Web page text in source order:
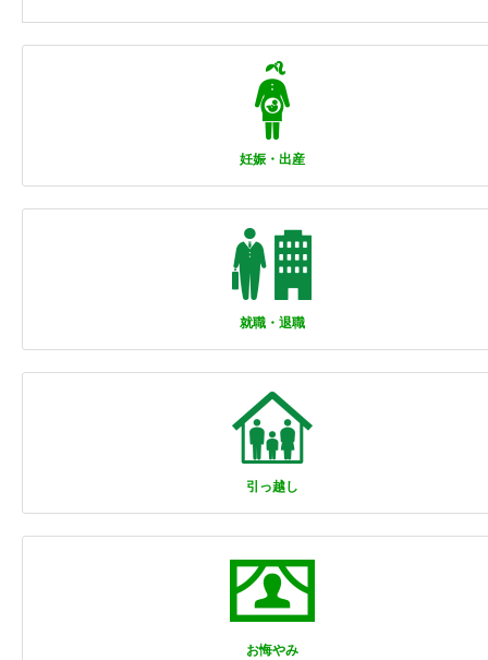
妊娠・出産
就職・退職
引っ越し
お悔やみ